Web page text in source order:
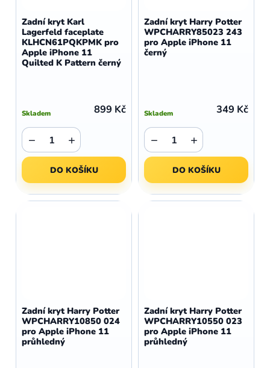
Zadní kryt Karl
Lagerfeld faceplate
KLHCN61PQKPMK pro
Apple iPhone 11
Quilted K Pattern černý
Skladem 899 Kč
+
−
DO KOŠÍKU
Zadní kryt Harry Potter
WPCHARRY85023 243
pro Apple iPhone 11
černý
Skladem 349 Kč
+
−
DO KOŠÍKU
Zadní kryt Harry Potter
WPCHARRY10850 024
pro Apple iPhone 11
průhledný
Zadní kryt Harry Potter
WPCHARRY10550 023
pro Apple iPhone 11
průhledný